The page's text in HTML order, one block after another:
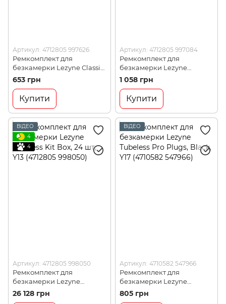
Артикул: 4712805 997626
Ремкомплект для
безкамерки Lezyne Classic
Tubeless Kit, Transparent
(4712805 997626)
653 грн
Купити
Артикул: 4712805 997084
Ремкомплект для
безкамерки Lezyne
Tubeless Kit, Black, Y13
(4712805 997084)
1 058 грн
Купити
ВІДЕО
4
4
Артикул: 4712805 998050
Ремкомплект для
безкамерки Lezyne
Tubeless Kit Box, 24 шт, Y13
(4712805 998050)
26 128 грн
ВІДЕО
Артикул: 4710582 547966
Ремкомплект для
безкамерки Lezyne
Tubeless Pro Plugs, Black,
Y17 (4710582 547966)
805 грн